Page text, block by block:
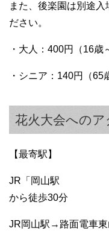
また、後楽園は別途入
ださい。
・大人：400円（16歳
・シニア：140円（65
花火大会への
【最寄駅】
JR「岡山駅
から徒歩30分
JR岡山駅→路面電車